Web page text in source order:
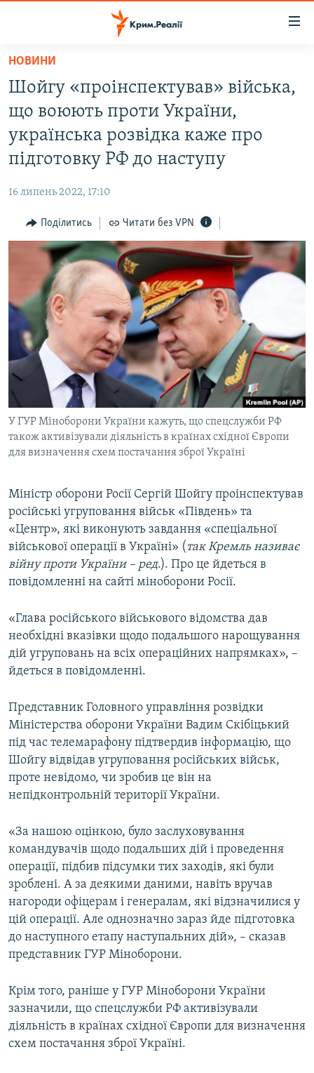
Перейти
основного
матеріалу
Перейти
до
основної
Перейти
пошуку
ВОДА.КРИМ
ВІДЕО ТА ФОТО
ПОЛІТИКА
ІНТЕРВ'Ю
ВСЕ ЗА ДЕНЬ
СПЕЦПРОЕКТИ
ДЕПОРТАЦІЯ
ВІДЕОУРОКИ «ELIFBE»
СВІДЧЕННЯ ОКУПАЦІЇ
УКРАЇНСЬКА ПРОБЛЕМА КРИМУ
ІНФОГРАФІКА
ЯК ОБІЙТИ БЛОКУВАННЯ
Русский
Qırımtatar
ДОЛУЧАЙСЯ!
НОВИНИ
Шойгу «проінспектував» війська,
що воюють проти України,
українська розвідка каже про
підготовку РФ до наступу
16 липень 2022, 17:10
Поділитись Читати без VPN
У ГУР Міноборони України кажуть, що спецслужби РФ
також активізували діяльність в країнах східної Європи
для визначення схем постачання зброї Україні
Міністр оборони Росії Сергій Шойгу проінспектував
російські угруповання військ «Південь» та
«Центр», які виконують завдання «спеціальної
військової операції в Україні» ( так Кремль називає
війну проти України – ред.). Про це йдеться в
повідомленні на сайті міноборони Росії.
«Глава російського військового відомства дав
необхідні вказівки щодо подальшого нарощування
дій угруповань на всіх операційних напрямках», –
йдеться в повідомленні.
Представник Головного управління розвідки
Міністерства оборони України Вадим Скібіцький
під час телемарафону підтвердив інформацію, що
Шойгу відвідав угруповання російських військ,
проте невідомо, чи зробив це він на
непідконтрольній території України.
«За нашою оцінкою, було заслуховування
командувачів щодо подальших дій і проведення
операції, підбив підсумки тих заходів, які були
зроблені. А за деякими даними, навіть вручав
нагороди офіцерам і генералам, які відзначилися у
цій операції. Але однозначно зараз йде підготовка
до наступного етапу наступальних дій», – сказав
представник ГУР Міноборони.
Крім того, раніше у ГУР Міноборони України
зазначили, що спецслужби РФ активізували
діяльність в країнах східної Європи для визначення
схем постачання зброї Україні.